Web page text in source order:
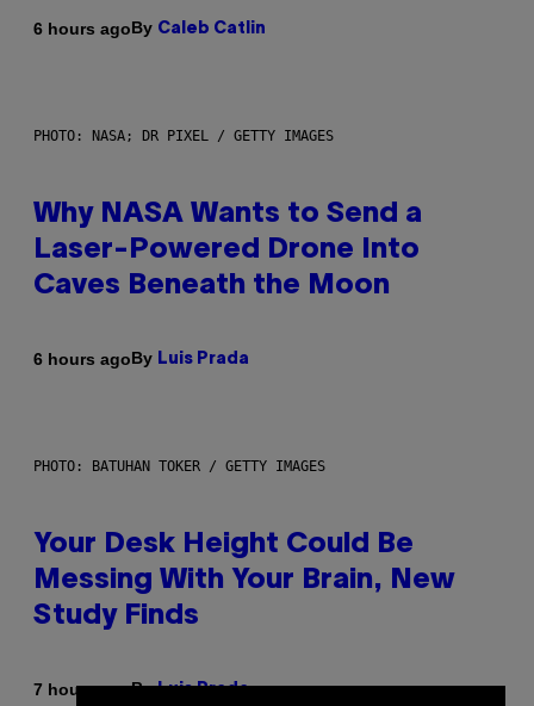
6 hours agoBy Caleb Catlin
PHOTO: NASA; DR PIXEL / GETTY IMAGES
Why NASA Wants to Send a
Laser-Powered Drone Into
Caves Beneath the Moon
6 hours agoBy Luis Prada
PHOTO: BATUHAN TOKER / GETTY IMAGES
Your Desk Height Could Be
Messing With Your Brain, New
Study Finds
7 hours agoByLuis Prada